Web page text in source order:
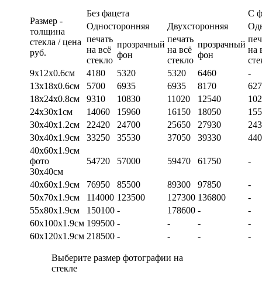
Размер -
толщина
стекла / цена
руб.
Без фацета
С
Односторонняя
Двухсторонняя
печать
на всё
стекло
прозрачный
фон
печать
на всё
стекло
прозрачный
фон
на
9х12х0.6см
4180 5320 5320 6460
-
13х18х0.6см
5700 6935 6935 8170
18х24х0.8см
9310 10830 11020 12540
24х30х1см
14060 15960 16150 18050
30х40х1.2см
22420 24700 25650 27930
30х40х1.9см
33250 35530 37050 39330
40х60х1.9см
фото
30х40см
54720 57000 59470 61750 -
40х60х1.9см 76950 85500 89300 97850
-
50х70х1.9см
114000 123500 127300 136800
-
55х80х1.9см
150100 - 178600 -
-
60х100х1.9см 199500 - - -
-
60х120х1.9см 218500 - - - -
Выберите размер фотографии на
стекле